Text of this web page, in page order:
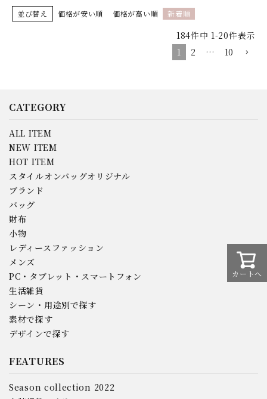
並び替え 価格が安い順 価格が高い順 新着順
184件中 1-20件表示
1
2 … 10
カートへ
CATEGORY
ALL ITEM
NEW ITEM
HOT ITEM
スタイルオンバッグオリジナル
ブランド
バッグ
財布
小物
レディースファッション
メンズ
PC・タブレット・スマートフォン
生活雑貨
シーン・用途別で探す
素材で探す
デザインで探す
FEATURES
Season collection 2022